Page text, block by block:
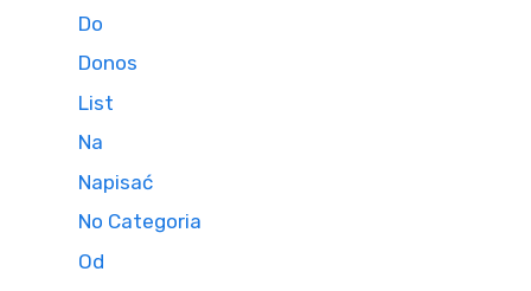
Do
Donos
List
Na
Napisać
No Categoria
Od